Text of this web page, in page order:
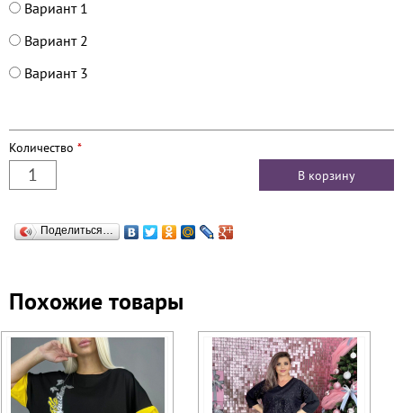
Вариант 1
Вариант 2
Вариант 3
Количество *
Поделиться…
Похожие товары